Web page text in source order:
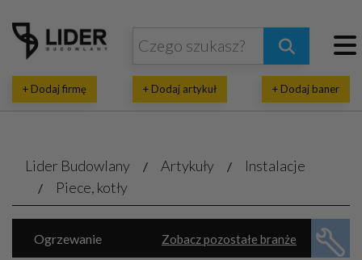
+ Dodaj firmę + Dodaj artykuł + Dodaj baner
Lider Budowlany Artykuły
Instalacje
Piece, kotły
Zobacz pozostałe branże
Ogrzewanie